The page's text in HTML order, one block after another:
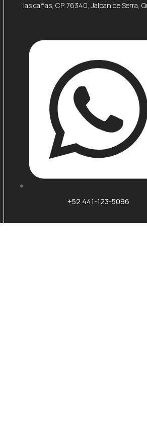
las cañas, CP. 76340, Jalpan de Serra,
+52 441-123-5096